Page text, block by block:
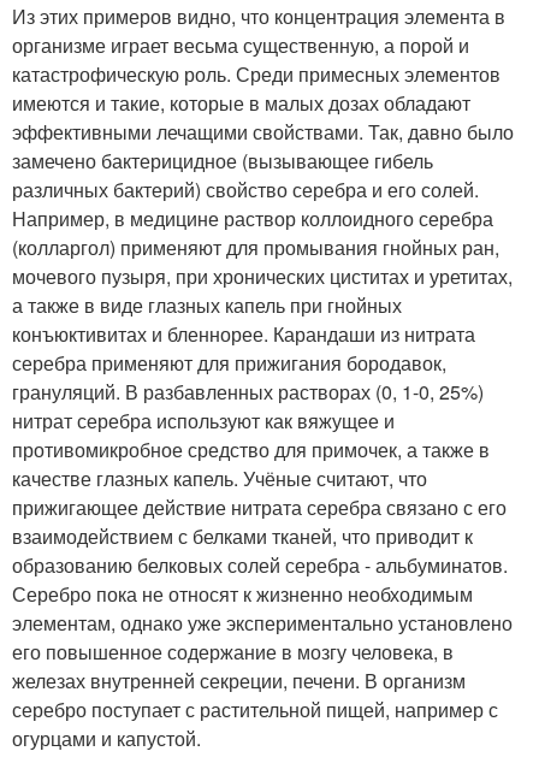
Из этих примеров видно, что концентрация элемента в
организме играет весьма существенную, а порой и
катастрофическую роль. Среди примесных элементов
имеются и такие, которые в малых дозах обладают
эффективными лечащими свойствами. Так, давно было
замечено бактерицидное (вызывающее гибель
различных бактерий) свойство серебра и его солей.
Например, в медицине раствор коллоидного серебра
(колларгол) применяют для промывания гнойных ран,
мочевого пузыря, при хронических циститах и уретитах,
а также в виде глазных капель при гнойных
конъюктивитах и бленнорее. Карандаши из нитрата
серебра применяют для прижигания бородавок,
грануляций. В разбавленных растворах (0, 1-0, 25%)
нитрат серебра используют как вяжущее и
противомикробное средство для примочек, а также в
качестве глазных капель. Учёные считают, что
прижигающее действие нитрата серебра связано с его
взаимодействием с белками тканей, что приводит к
образованию белковых солей серебра - альбуминатов.
Серебро пока не относят к жизненно необходимым
элементам, однако уже экспериментально установлено
его повышенное содержание в мозгу человека, в
железах внутренней секреции, печени. В организм
серебро поступает с растительной пищей, например с
огурцами и капустой.